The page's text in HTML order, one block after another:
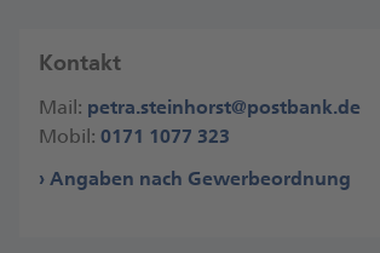
Kontakt
Mail: petra.steinhorst@postbank.de
Mobil: 0171 1077 323
Angaben nach Gewerbeordnung